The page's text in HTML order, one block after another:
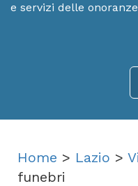
e servizi delle
Home > Lazio >
funebri